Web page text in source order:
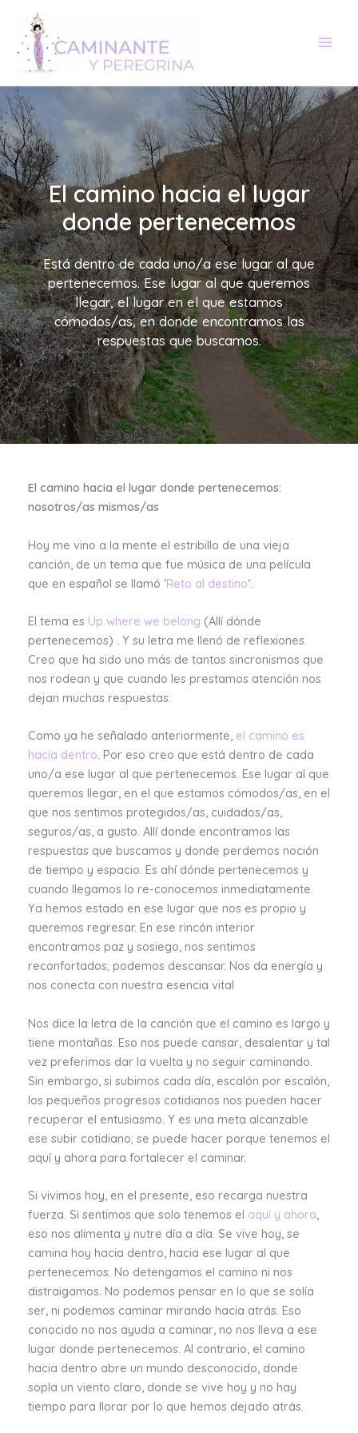
contenido
El camino hacia el lugar
donde pertenecemos
Está dentro de cada uno/a ese lugar al que
pertenecemos. Ese lugar al que queremos
llegar, el lugar en el que estamos
cómodos/as, en donde encontramos las
respuestas que buscamos.
El camino hacia el lugar donde pertenecemos:
nosotros/as mismos/as
Hoy me vino a la mente el estribillo de una vieja
canción, de un tema que fue música de una película
que en español se llamó ‘Reto al destino‘.
El tema es Up where we belong (Allí dónde
pertenecemos) . Y su letra me llenó de reflexiones.
Creo que ha sido uno más de tantos sincronismos que
nos rodean y que cuando les prestamos atención nos
dejan muchas respuestas.
Como ya he señalado anteriormente, el camino es
hacia dentro. Por eso creo que está dentro de cada
uno/a ese lugar al que pertenecemos. Ese lugar al que
queremos llegar, en el que estamos cómodos/as, en el
que nos sentimos protegidos/as, cuidados/as,
seguros/as, a gusto. Allí donde encontramos las
respuestas que buscamos y donde perdemos noción
de tiempo y espacio. Es ahí dónde pertenecemos y
cuando llegamos lo re-conocemos inmediatamente.
Ya hemos estado en ese lugar que nos es propio y
queremos regresar. En ese rincón interior
encontramos paz y sosiego, nos sentimos
reconfortados; podemos descansar. Nos da energía y
nos conecta con nuestra esencia vital
Nos dice la letra de la canción que el camino es largo y
tiene montañas. Eso nos puede cansar, desalentar y tal
vez preferimos dar la vuelta y no seguir caminando.
Sin embargo, si subimos cada día, escalón por escalón,
los pequeños progresos cotidianos nos pueden hacer
recuperar el entusiasmo. Y es una meta alcanzable
ese subir cotidiano; se puede hacer porque tenemos el
aquí y ahora para fortalecer el caminar.
Si vivimos hoy, en el presente, eso recarga nuestra
fuerza. Si sentimos que solo tenemos el aquí y ahora,
eso nos alimenta y nutre día a día. Se vive hoy, se
camina hoy hacia dentro, hacia ese lugar al que
pertenecemos. No detengamos el camino ni nos
distraigamos. No podemos pensar en lo que se solía
ser, ni podemos caminar mirando hacia atrás. Eso
conocido no nos ayuda a caminar, no nos lleva a ese
lugar donde pertenecemos. Al contrario, el camino
hacia dentro abre un mundo desconocido, donde
sopla un viento claro, donde se vive hoy y no hay
tiempo para llorar por lo que hemos dejado atrás.